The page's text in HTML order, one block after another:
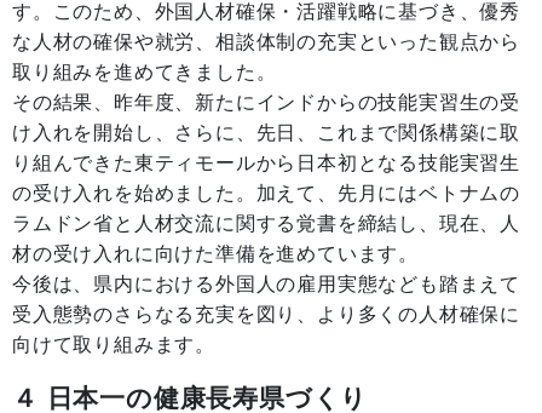
す。このため、外国人材確保・活躍戦略に基づき、優秀
な人材の確保や就労、相談体制の充実といった観点から
取り組みを進めてきました。
その結果、昨年度、新たにインドからの技能実習生の受
け入れを開始し、さらに、先日、これまで関係構築に取
り組んできた東ティモールから日本初となる技能実習生
の受け入れを始めました。加えて、先月にはベトナムの
ラムドン省と人材交流に関する覚書を締結し、現在、人
材の受け入れに向けた準備を進めています。
今後は、県内における外国人の雇用実態なども踏まえて
受入態勢のさらなる充実を図り、より多くの人材確保に
向けて取り組みます。
４ 日本一の健康長寿県づくり